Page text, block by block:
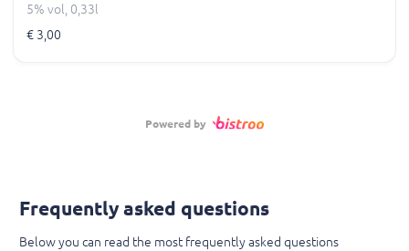
5% vol, 0,33l
€ 3,00
Powered by
Frequently asked questions
Below you can read the most frequently asked questions